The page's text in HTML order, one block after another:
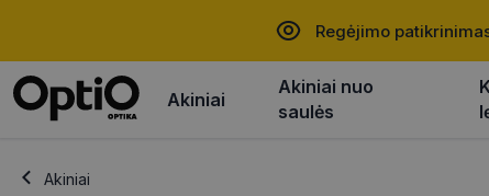
Regėjimo
Akiniai
Akiniai nuo
saulės
Akiniai